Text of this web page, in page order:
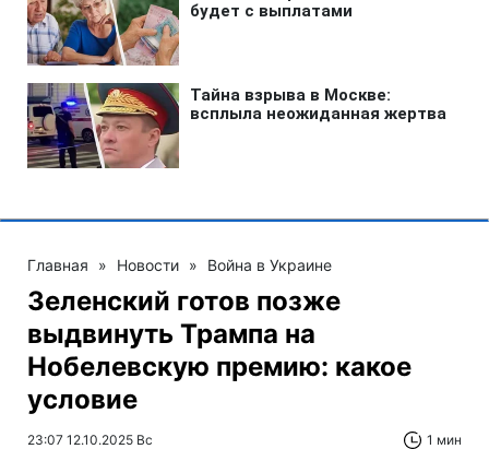
Главная » Новости » Война в Украине
Зеленский готов позже
выдвинуть Трампа на
Нобелевскую премию: какое
условие
23:07 12.10.2025 Вс 1 мин